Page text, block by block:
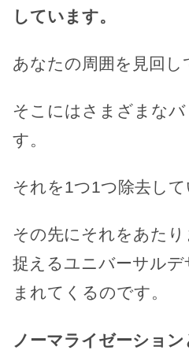
しています。
あなたの周囲を見回し
そこにはさまざまな
す。
それを1つ1つ除去して
その先にそれをあたり
捉えるユニバーサル
まれてくるのです。
ノーマライゼーショ